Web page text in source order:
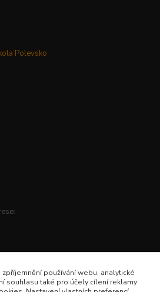
Polevsko
používání webu, analytické
souhlasu také pro účely cílení reklamy